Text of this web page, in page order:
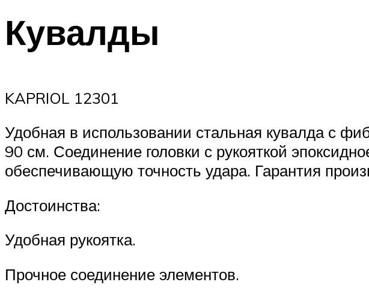
Кувалды
KAPRIOL 12301
Удобная в использовании стальная кувалда с
90 см. Соединение головки с рукояткой
обеспечивающую точность удара. Гарантия
Достоинства:
Удобная рукоятка.
Прочное соединение элементов.